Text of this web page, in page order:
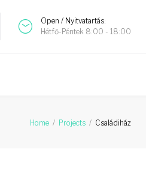
Open / Nyitvatartás:
Hétfő-Péntek 8:00 - 18:00
Home / Projects / Családiház